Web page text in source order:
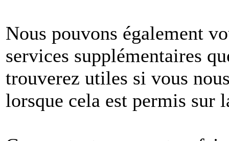
Nous pouvons également
services supplémentaires
trouverez utiles si vous
lorsque cela est permis sur